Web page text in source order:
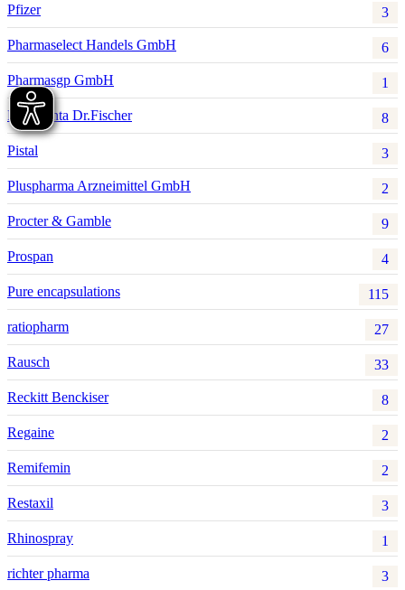
Pfizer 3
Pharmaselect Handels GmbH 6
Pharmasgp GmbH 1
Pharmonta Dr.Fischer 8
Pistal 3
Pluspharma Arzneimittel GmbH 2
Procter & Gamble 9
Prospan 4
Pure encapsulations 115
ratiopharm 27
Rausch 33
Reckitt Benckiser 8
Regaine 2
Remifemin 2
Restaxil 3
Rhinospray 1
richter pharma 3